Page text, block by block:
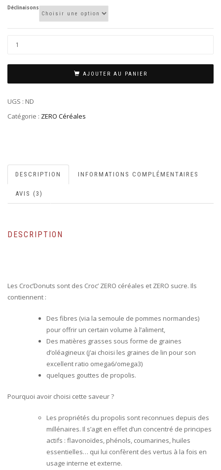
Déclinaisons
AJOUTER AU PANIER
UGS : ND
Catégorie : ZERO Céréales
DESCRIPTION INFORMATIONS COMPLÉMENTAIRES
AVIS (3)
DESCRIPTION
Les Croc’Donuts sont des Croc’ ZERO céréales et ZERO sucre. Ils
contiennent :
Des fibres (via la semoule de pommes normandes)
pour offrir un certain volume à l’aliment,
Des matières grasses sous forme de graines
d’oléagineux (j’ai choisi les graines de lin pour son
excellent ratio omega6/omega3)
quelques gouttes de propolis.
Pourquoi avoir choisi cette saveur ?
Les propriétés du propolis sont reconnues depuis des
millénaires. Il s’agit en effet d’un concentré de principes
actifs : flavonoïdes, phénols, coumarines, huiles
essentielles… qui lui confèrent des vertus à la fois en
usage interne et externe.